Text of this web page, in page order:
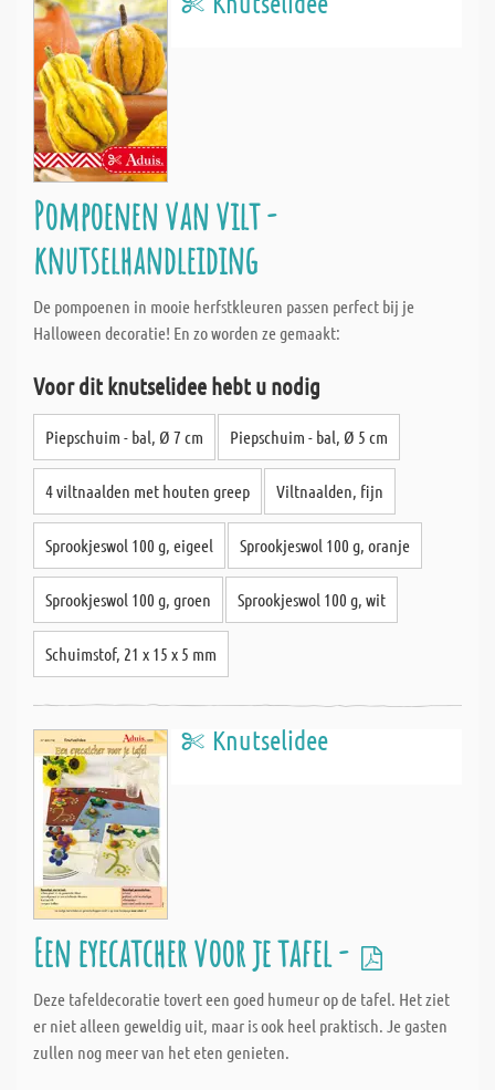
Pompoenen van vilt -
knutselhandleiding
De pompoenen in mooie herfstkleuren passen perfect bij je
Halloween decoratie! En zo worden ze gemaakt:
Voor dit knutselidee hebt u nodig
Piepschuim - bal, Ø 7 cm Piepschuim - bal, Ø 5 cm
4 viltnaalden met houten greep Viltnaalden, fijn
Sprookjeswol 100 g, eigeel Sprookjeswol 100 g, oranje
Sprookjeswol 100 g, groen Sprookjeswol 100 g, wit
Schuimstof, 21 x 15 x 5 mm
Knutselidee
Een eyecatcher voor je tafel -
Deze tafeldecoratie tovert een goed humeur op de tafel. Het ziet
er niet alleen geweldig uit, maar is ook heel praktisch. Je gasten
zullen nog meer van het eten genieten.